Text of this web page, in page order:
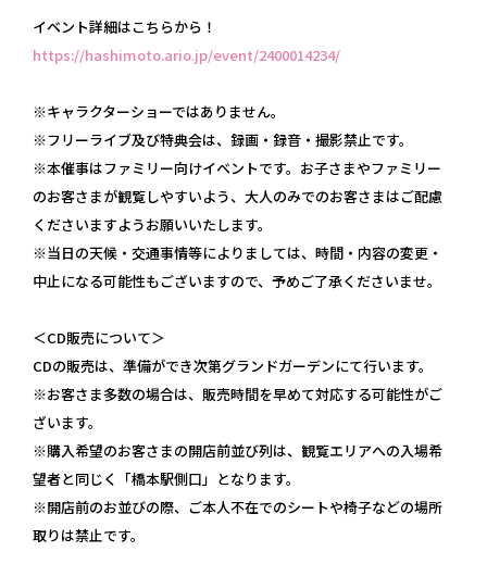
イベント詳細はこちらから！
https://hashimoto.ario.jp/event/2400014234/
※キャラクターショーではありません。
※フリーライブ及び特典会は、録画・録音・撮影禁止です。
※本催事はファミリー向けイベントです。お子さまやファミリー
のお客さまが観覧しやすいよう、大人のみでのお客さまはご配慮
くださいますようお願いいたします。
※当日の天候・交通事情等によりましては、時間・内容の変更・
中止になる可能性もございますので、予めご了承くださいませ。
＜CD販売について＞
CDの販売は、準備ができ次第グランドガーデンにて行います。
※お客さま多数の場合は、販売時間を早めて対応する可能性がご
ざいます。
※購入希望のお客さまの開店前並び列は、観覧エリアへの入場希
望者と同じく「橋本駅側口」となります。
※開店前のお並びの際、ご本⼈不在でのシートや椅子などの場所
取りは禁止です。